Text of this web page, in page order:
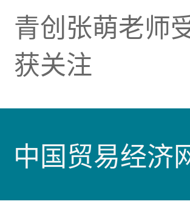
青创张萌老师
获关注
中国贸易经济